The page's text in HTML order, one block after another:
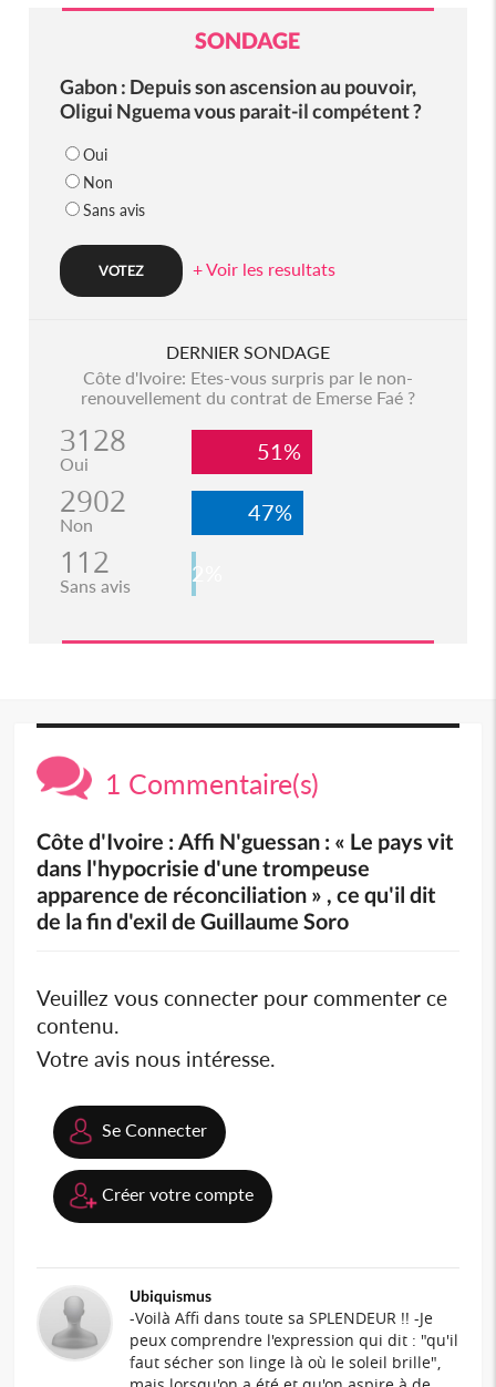
SONDAGE
Gabon : Depuis son ascension au pouvoir,
Oligui Nguema vous parait-il compétent ?
Oui
Non
Sans avis
+ Voir les resultats
DERNIER SONDAGE
Côte d'Ivoire: Etes-vous surpris par le non-
renouvellement du contrat de Emerse Faé ?
3128
Oui 51%
2902
Non 47%
112
Sans avis 2%
1 Commentaire(s)
Côte d'Ivoire : Affi N'guessan : « Le pays vit
dans l'hypocrisie d'une trompeuse
apparence de réconciliation » , ce qu'il dit
de la fin d'exil de Guillaume Soro
Veuillez vous connecter pour commenter ce
contenu.
Votre avis nous intéresse.
Se Connecter
Créer votre compte
Ubiquismus
-Voilà Affi dans toute sa SPLENDEUR !! -Je
peux comprendre l'expression qui dit : "qu'il
faut sécher son linge là où le soleil brille",